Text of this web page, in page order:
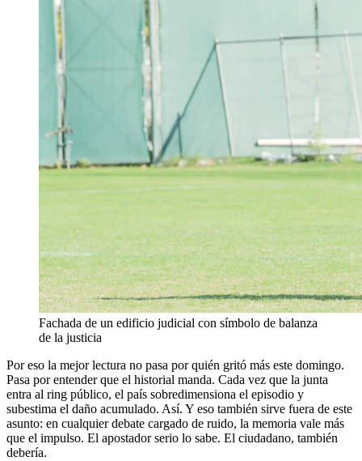
Fachada de un edificio judicial con símbolo de balanza
de la justicia
Por eso la mejor lectura no pasa por quién gritó más este domingo.
Pasa por entender que el historial manda. Cada vez que la junta
entra al ring público, el país sobredimensiona el episodio y
subestima el daño acumulado. Así. Y eso también sirve fuera de este
asunto: en cualquier debate cargado de ruido, la memoria vale más
que el impulso. El apostador serio lo sabe. El ciudadano, también
debería.